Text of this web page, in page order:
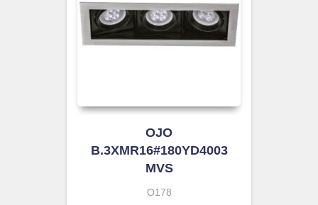
OJO
B.3XMR16#180YD4003
MVS
O178